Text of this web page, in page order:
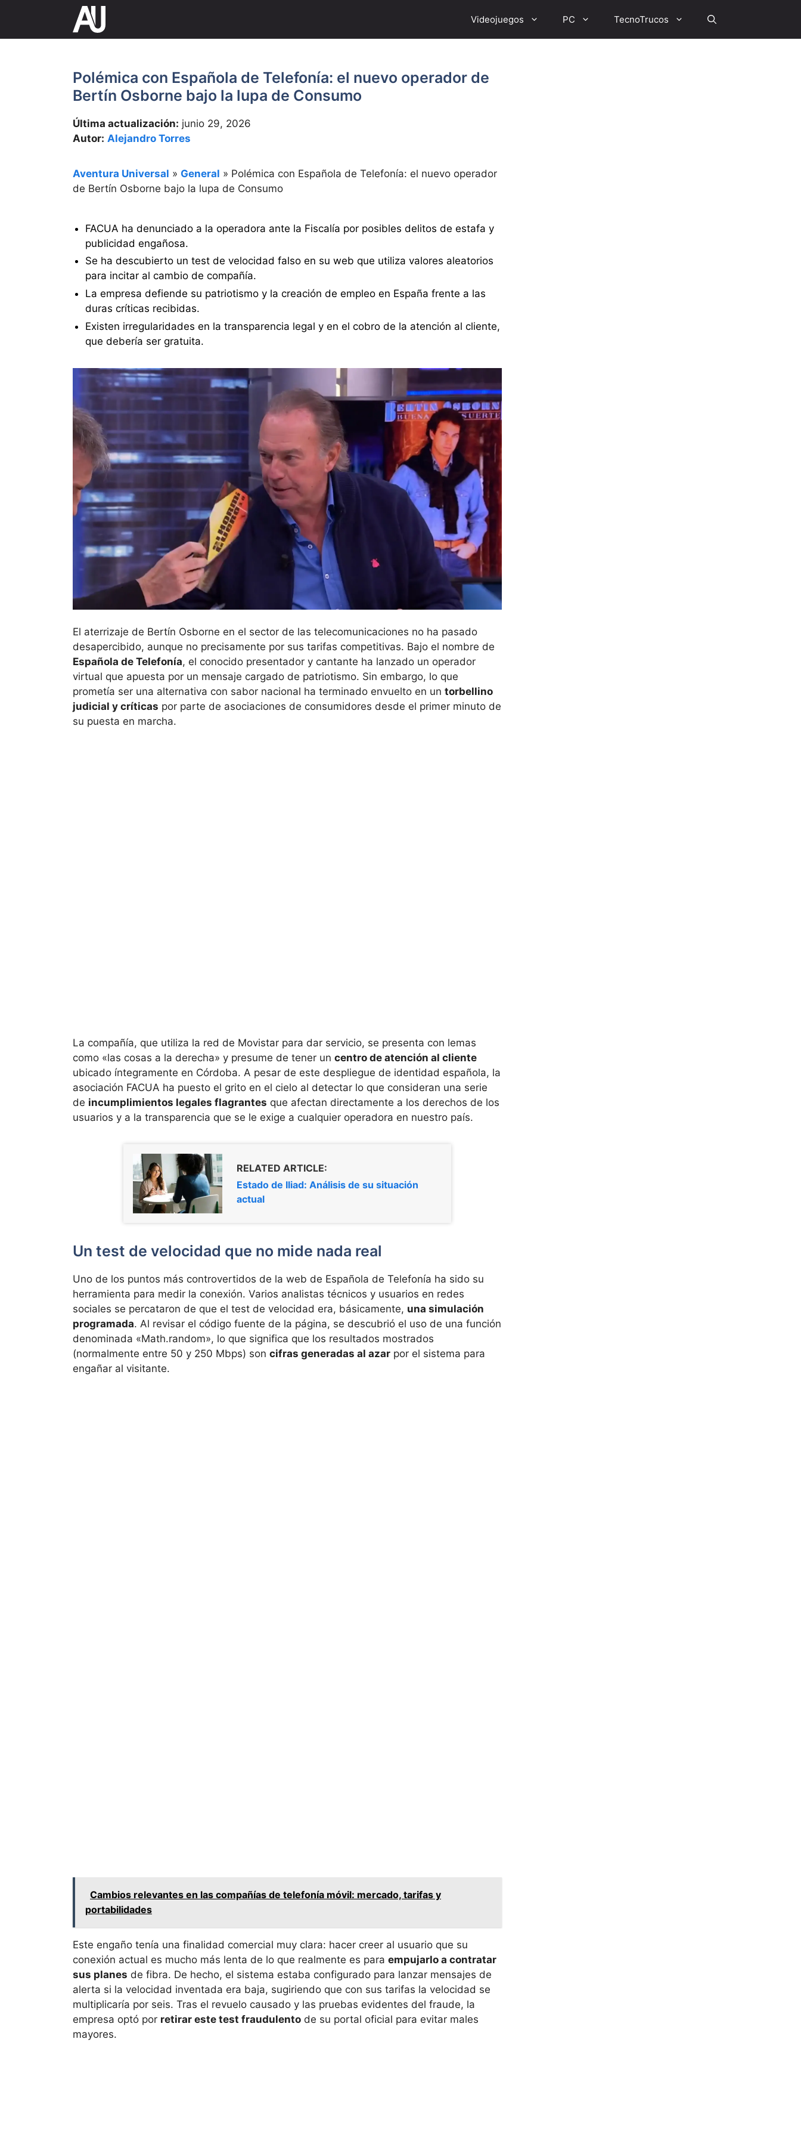
contenido
Videojuegos PC TecnoTrucos
Polémica con Española de Telefonía: el nuevo operador de
Bertín Osborne bajo la lupa de Consumo
Última actualización: junio 29, 2026
Autor: Alejandro Torres
Aventura Universal » General » Polémica con Española de Telefonía: el nuevo operador
de Bertín Osborne bajo la lupa de Consumo
FACUA ha denunciado a la operadora ante la Fiscalía por posibles delitos de estafa y
publicidad engañosa.
Se ha descubierto un test de velocidad falso en su web que utiliza valores aleatorios
para incitar al cambio de compañía.
La empresa defiende su patriotismo y la creación de empleo en España frente a las
duras críticas recibidas.
Existen irregularidades en la transparencia legal y en el cobro de la atención al cliente,
que debería ser gratuita.
El aterrizaje de Bertín Osborne en el sector de las telecomunicaciones no ha pasado
desapercibido, aunque no precisamente por sus tarifas competitivas. Bajo el nombre de
Española de Telefonía, el conocido presentador y cantante ha lanzado un operador
virtual que apuesta por un mensaje cargado de patriotismo. Sin embargo, lo que
prometía ser una alternativa con sabor nacional ha terminado envuelto en un torbellino
judicial y críticas por parte de asociaciones de consumidores desde el primer minuto de
su puesta en marcha.
La compañía, que utiliza la red de Movistar para dar servicio, se presenta con lemas
como «las cosas a la derecha» y presume de tener un centro de atención al cliente
ubicado íntegramente en Córdoba. A pesar de este despliegue de identidad española, la
asociación FACUA ha puesto el grito en el cielo al detectar lo que consideran una serie
de incumplimientos legales flagrantes que afectan directamente a los derechos de los
usuarios y a la transparencia que se le exige a cualquier operadora en nuestro país.
RELATED ARTICLE:
Estado de Iliad: Análisis de su situación
actual
Un test de velocidad que no mide nada real
Uno de los puntos más controvertidos de la web de Española de Telefonía ha sido su
herramienta para medir la conexión. Varios analistas técnicos y usuarios en redes
sociales se percataron de que el test de velocidad era, básicamente, una simulación
programada. Al revisar el código fuente de la página, se descubrió el uso de una función
denominada «Math.random», lo que significa que los resultados mostrados
(normalmente entre 50 y 250 Mbps) son cifras generadas al azar por el sistema para
engañar al visitante.
Cambios relevantes en las compañías de telefonía móvil: mercado, tarifas y
portabilidades
Este engaño tenía una finalidad comercial muy clara: hacer creer al usuario que su
conexión actual es mucho más lenta de lo que realmente es para empujarlo a contratar
sus planes de fibra. De hecho, el sistema estaba configurado para lanzar mensajes de
alerta si la velocidad inventada era baja, sugiriendo que con sus tarifas la velocidad se
multiplicaría por seis. Tras el revuelo causado y las pruebas evidentes del fraude, la
empresa optó por retirar este test fraudulento de su portal oficial para evitar males
mayores.